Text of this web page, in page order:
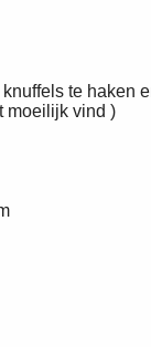
te haken
moeilijk vind )